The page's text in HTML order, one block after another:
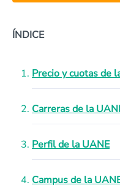
ÍNDICE
Precio y cuotas de
Carreras de la
Perfil de la UANE
Campus de la